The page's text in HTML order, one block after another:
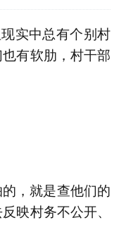
实中总有个别村
有软肋，村干部
，就是查他们的
映村务不公开、